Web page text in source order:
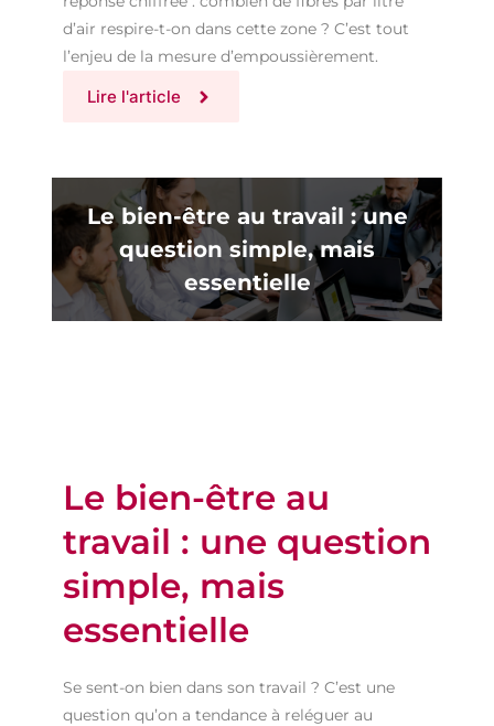
d’air respire-t-on dans cette zone ? C’est tout
l’enjeu de la mesure d’empoussièrement.
Lire l'article
Le bien-être au travail : une
question simple, mais
essentielle
Le bien-être au
travail : une question
simple, mais
essentielle
Se sent-on bien dans son travail ? C’est une
question qu’on a tendance à reléguer au